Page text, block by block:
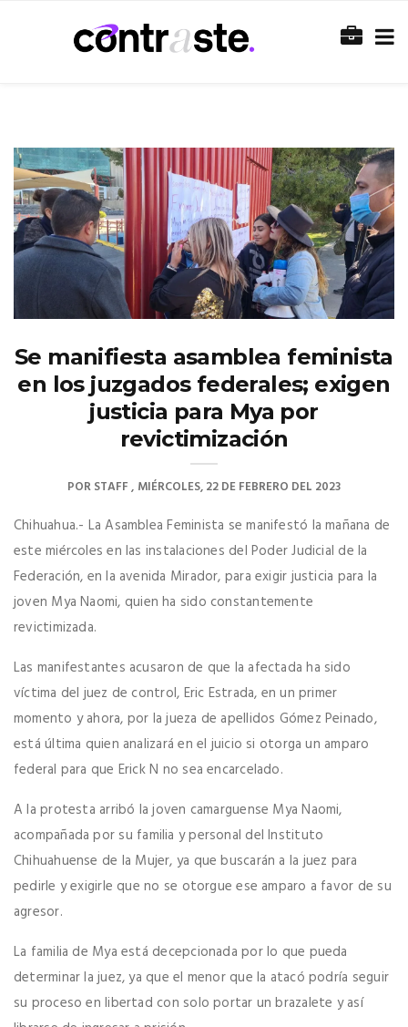
Se manifiesta asamblea feminista
en los juzgados federales; exigen
justicia para Mya por
revictimización
PORSTAFF MIÉRCOLES, 22 DE FEBRERO DEL 2023
Chihuahua.- La Asamblea Feminista se manifestó la mañana de
este miércoles en las instalaciones del Poder Judicial de la
Federación, en la avenida Mirador, para exigir justicia para la
joven Mya Naomi, quien ha sido constantemente
revictimizada.
Las manifestantes acusaron de que la afectada ha sido
víctima del juez de control, Eric Estrada, en un primer
momento y ahora, por la jueza de apellidos Gómez Peinado,
está última quien analizará en el juicio si otorga un amparo
federal para que Erick N no sea encarcelado.
A la protesta arribó la joven camarguense Mya Naomi,
acompañada por su familia y personal del Instituto
Chihuahuense de la Mujer, ya que buscarán a la juez para
pedirle y exigirle que no se otorgue ese amparo a favor de su
agresor.
La familia de Mya está decepcionada por lo que pueda
determinar la juez, ya que el menor que la atacó podría seguir
su proceso en libertad con solo portar un brazalete y así